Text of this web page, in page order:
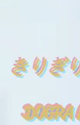
きりぎ
DOGRA